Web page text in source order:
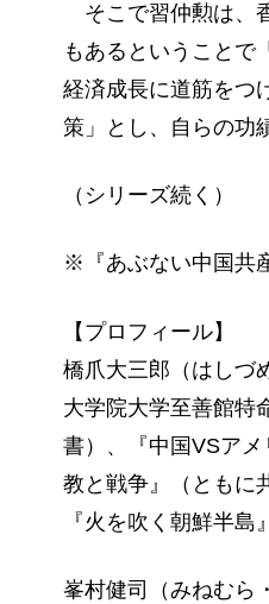
そこで習仲勲は、
もあるということで
経済成長に道筋をつ
策」とし、自らの功
（シリーズ続く）
※『あぶない中国共
【プロフィール】
橋爪大三郎（はしづ
大学院大学至善館特
書）、『中国VSア
教と戦争』（ともに
『火を吹く朝鮮半島
峯村健司（みねむら